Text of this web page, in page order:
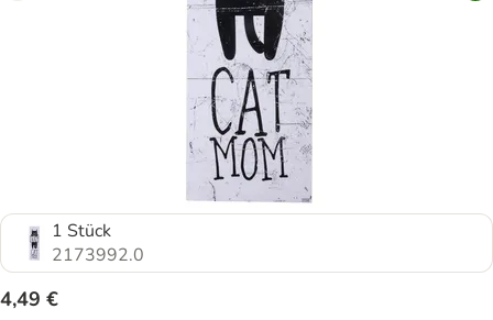
1 Stück
2173992.0
4,49 €